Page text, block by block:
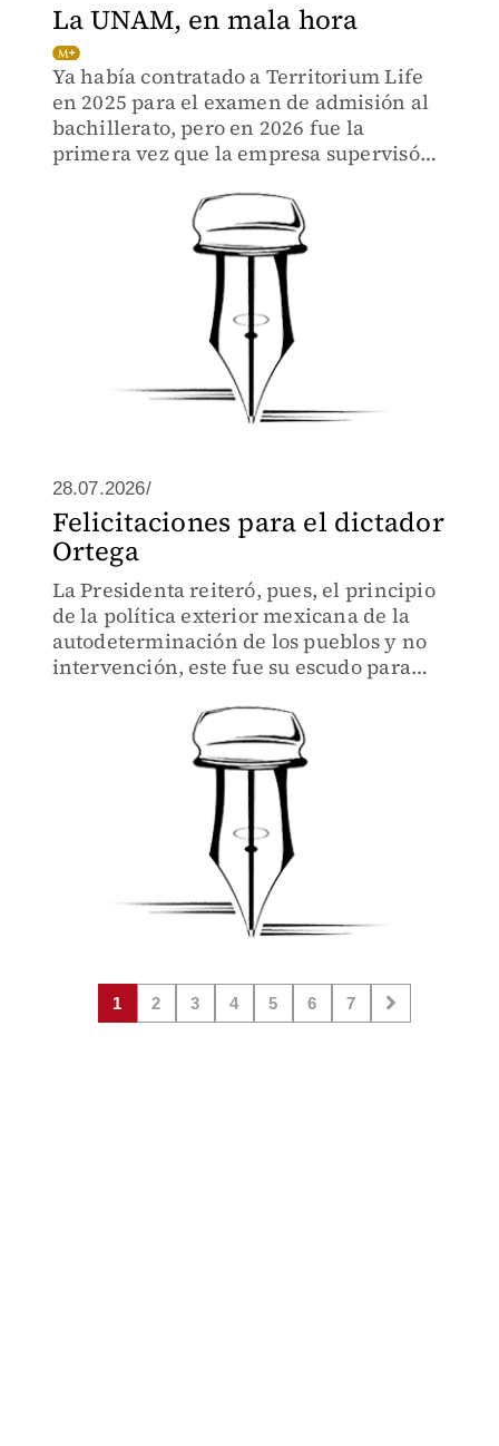
La UNAM, en mala hora
Ya había contratado a Territorium Life
en 2025 para el examen de admisión al
bachillerato, pero en 2026 fue la
primera vez que la empresa supervisó
Y se les reventó la cuerda. Y a las
autoridades universitaria
28.07.2026/
Felicitaciones para el dictador
Ortega
La Presidenta reiteró, pues, el principio
de la política exterior mexicana de la
autodeterminación de los pueblos y no
intervención, este fue su escudo para
dictadores nicaragüenses...
1 2 3 4 5 6 7